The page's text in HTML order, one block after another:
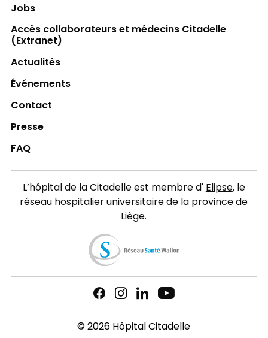
Jobs
Accès collaborateurs et médecins Citadelle
(Extranet)
Actualités
Événements
Contact
Presse
FAQ
L’hôpital de la Citadelle est membre d'Elipse, le
réseau hospitalier universitaire de la province de
Liège.
© 2026 Hôpital Citadelle